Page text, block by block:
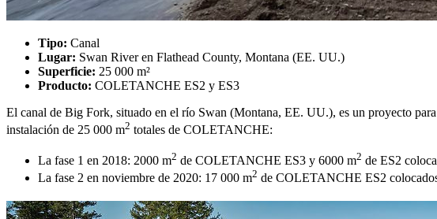
Tipo: Canal
Lugar: Swan River en Flathead County, Montana (EE. UU.)
Superficie: 25 000 m²
Producto: COLETANCHE ES2 y ES3
El canal de Big Fork, situado en el río Swan (Montana, EE. UU.), es un proyecto
instalación de 25 000 m2 totales de COLETANCHE:
La fase 1 en 2018: 2000 m2 de COLETANCHE ES3 y 6000 m2 de ES2
La fase 2 en noviembre de 2020: 17 000 m2 de COLETANCHE ES2